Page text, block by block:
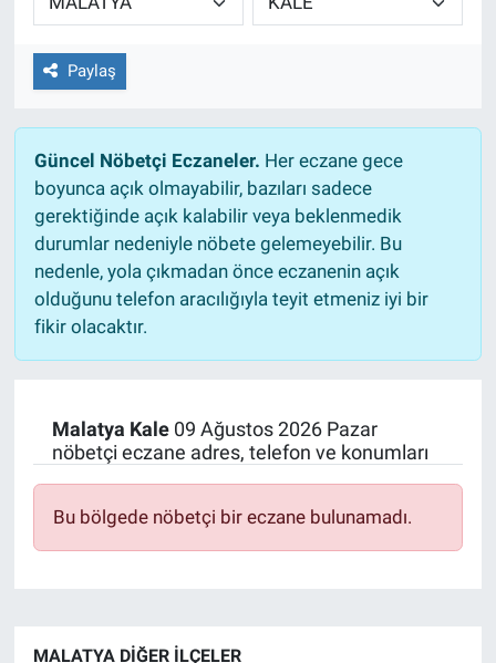
Paylaş
Güncel Nöbetçi Eczaneler. Her eczane gece
boyunca açık olmayabilir, bazıları sadece
gerektiğinde açık kalabilir veya beklenmedik
durumlar nedeniyle nöbete gelemeyebilir. Bu
nedenle, yola çıkmadan önce eczanenin açık
olduğunu telefon aracılığıyla teyit etmeniz iyi bir
fikir olacaktır.
Malatya Kale09 Ağustos 2026 Pazar
nöbetçi eczane adres, telefon ve konumları
Bu bölgede nöbetçi bir eczane bulunamadı.
MALATYA DIĞER İLÇELER